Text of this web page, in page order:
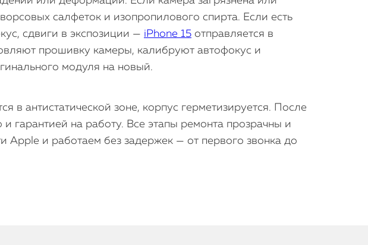
салфеток и изопропилового спирта. Если есть
сдвиги в экспозиции — iPhone 15 отправляется в
прошивку камеры, калибруют автофокус и
модуля на новый.
антистатической зоне, корпус герметизируется. После
гарантией на работу. Все этапы ремонта прозрачны и
Apple и работаем без задержек — от первого звонка до